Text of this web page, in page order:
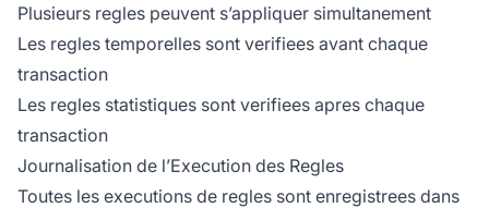
Plusieurs regles peuvent s’appliquer simultanement
Les regles temporelles sont verifiees avant chaque
transaction
Les regles statistiques sont verifiees apres chaque
transaction
Journalisation de l’Execution des Regles
Toutes les executions de regles sont enregistrees dans